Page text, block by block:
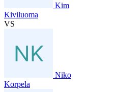
Kim
Kiviluoma
VS
Niko
Korpela